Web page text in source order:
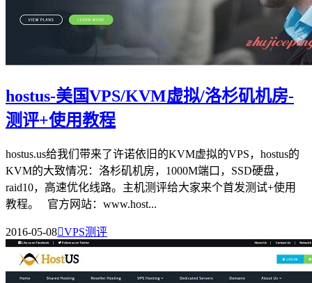
hostus-美国VPS/KVM虚拟/洛杉矶机房-
测评+使用教程
hostus.us给我们带来了许诺依旧的KVM虚拟的VPS，hostus的
KVM的大致情况：洛杉矶机房，1000M端口，SSD硬盘，
raid10，高速优化线路。主机测评给大家来个首发测试+使用
教程。 官方网站：www.host...
2016-05-08VPS测评